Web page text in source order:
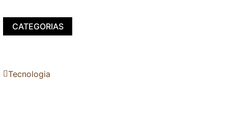
CATEGORIAS
Tecnologia